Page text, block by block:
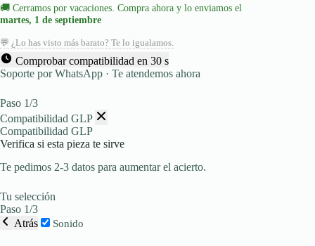
ROMANO
🚚 Cerramos por vacaciones. Compra ahora y lo enviamos el
martes, 1 de septiembre
💬 ¿Lo has visto más barato? Te lo igualamos.
Comprobar compatibilidad en 30 s
Soporte por WhatsApp · Te atendemos ahora
Paso 1/3
Compatibilidad GLP
Compatibilidad GLP
Verifica si esta pieza te sirve
Te pedimos 2-3 datos para aumentar el acierto.
Tu selección
Paso 1/3
Atrás
Sonido